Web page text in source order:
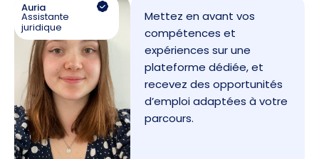
Auria
Assistante
juridique
Mettez en avant vos
compétences et
expériences sur une
plateforme dédiée, et
recevez des opportunités
d’emploi adaptées à votre
parcours.